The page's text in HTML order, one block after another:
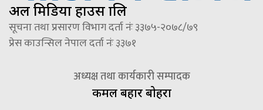
अल मिडिया हाउस प्रालि
सूचना तथा प्रसारण विभाग दर्ता नंः ३३७५-२०७८/७९
प्रेस काउन्सिल नेपाल दर्ता नंः ३३७१
अध्यक्ष तथा कार्यकारी सम्पादक
कमल बहादुर बोहरा